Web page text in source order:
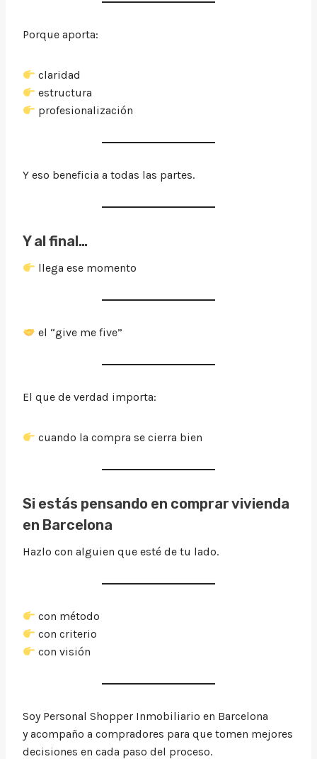
Porque aporta:
claridad
estructura
profesionalización
Y eso beneficia a todas las partes.
Y al final…
llega ese momento
el “give me five”
El que de verdad importa:
cuando la compra se cierra bien
Si estás pensando en comprar vivienda
en Barcelona
Hazlo con alguien que esté de tu lado.
con método
con criterio
con visión
Soy Personal Shopper Inmobiliario en Barcelona
y acompaño a compradores para que tomen mejores
decisiones en cada paso del proceso.